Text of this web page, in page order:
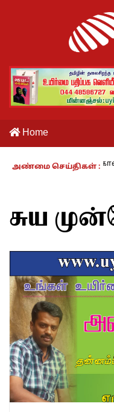
Home
அண்மை செய்திகள் :
நாம் வாழும் காலம் –
சுய